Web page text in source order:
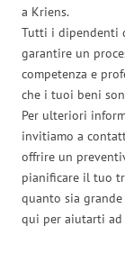
a Kriens.
Tutti i dipendenti
garantire un
competenza e
che i tuoi beni
Per ulteriori
invitiamo a
offrire un
pianificare il tuo
quanto sia
qui per aiutarti ad